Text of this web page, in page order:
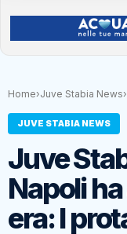
Home›Juve Stabia News›
JUVE STABIA NEWS
Juve
Napoli
era: I